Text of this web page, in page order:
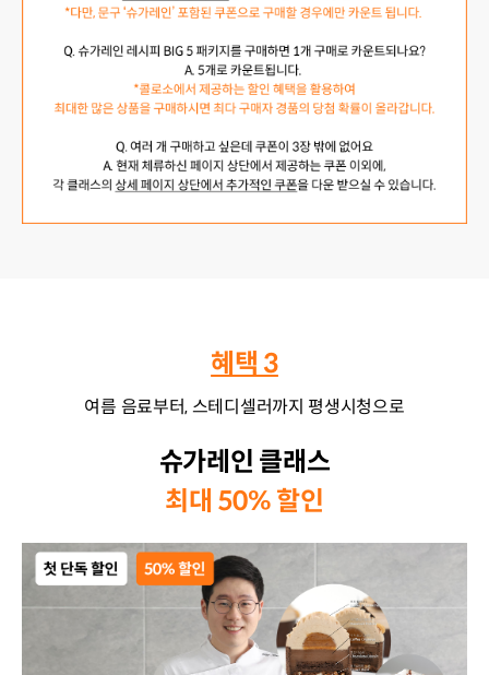
혜택 3
여름 음료부터, 스테디셀러까지 평생시청으로
슈가레인 클래스
최대 50% 할인